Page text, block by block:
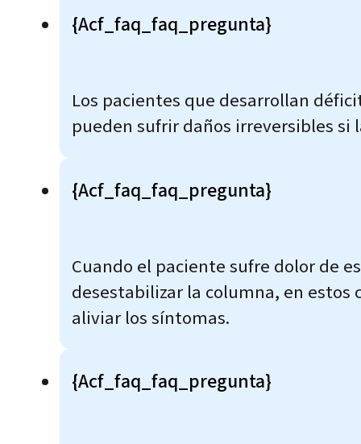
{acf_faq_faq_pregunta}
Los pacientes que desarrollan
pueden sufrir daños irreversibles si
{acf_faq_faq_pregunta}
Cuando el paciente sufre dolor de
desestabilizar la columna, en estos
aliviar los síntomas.
{acf_faq_faq_pregunta}